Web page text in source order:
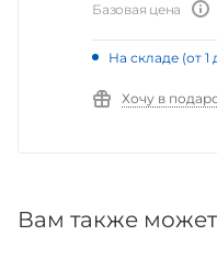
Базовая цена
На складе (от 1
Хочу в
Вам также